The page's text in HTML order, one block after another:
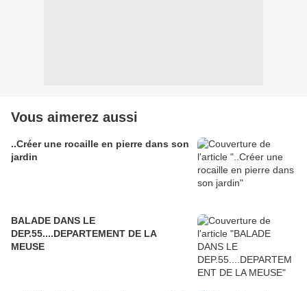
Vous aimerez aussi
..Créer une rocaille en pierre dans son
jardin
BALADE DANS LE
DEP.55....DEPARTEMENT DE LA
MEUSE